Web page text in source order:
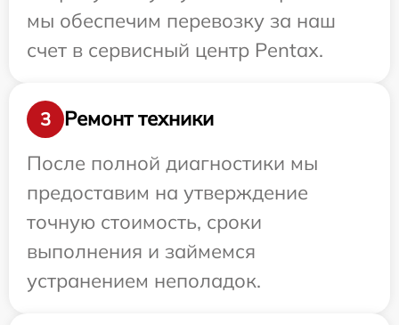
мы обеспечим перевозку за наш
счет в сервисный центр Pentax.
3
Ремонт техники
После полной диагностики мы
предоставим на утверждение
точную стоимость, сроки
выполнения и займемся
устранением неполадок.